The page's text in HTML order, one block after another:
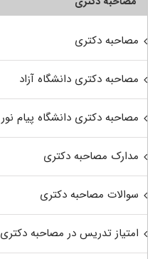
مصاحبه دکتری
مصاحبه دکتری دانشگاه آزاد
مصاحبه دکتری دانشگاه پیام نور
مدارک مصاحبه دکتری
سوالات مصاحبه دکتری
امتیاز تدریس در مصاحبه دکتری